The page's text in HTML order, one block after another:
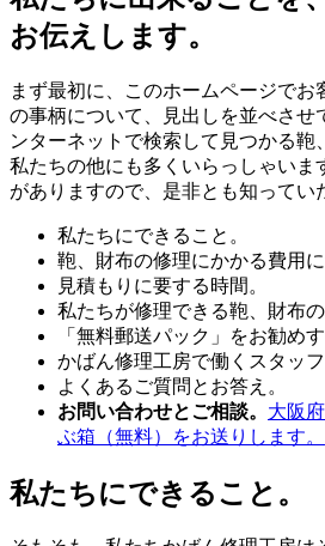
お伝えします。
まず最初に、このホームページでお
の事柄について、見出しを並べさせ
ンターネットで検索して見つかる鞄
私たちの他にも多くいらっしゃいま
がありますので、是非とも知ってい
私たちにできること。
鞄、財布の修理にかかる費用に
見積もりに要する時間。
私たちが修理できる鞄、財布の
「無料郵送パック」をお勧めす
かばん修理工房で働くスタッフ
よくあるご質問とお答え。
お問い合わせとご相談。 大阪
ぶ箱（無料）をお送りします。
私たちにできること。